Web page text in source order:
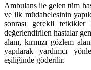
Ambulans ile gelen tüm
ve ilk müdahelesinin
sonrası gerekli tetkikler
değerlendirilen hastalar
alanı, kırmızı gözlem
yapılarak yardımcı
eşiliğinde göderilir.